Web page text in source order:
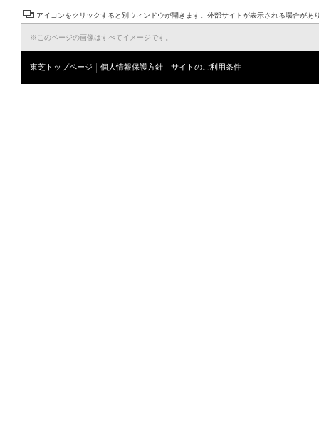
アイコンをクリックすると別ウィンドウが開きます。外部サイトが表示される場合があ
※このページの画像はすべてイメージです。
東芝トップページ 個人情報保護方針 サイトのご利用条件